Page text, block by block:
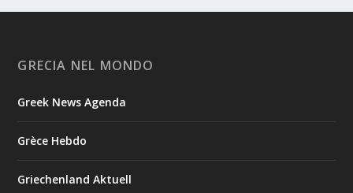
GRECIA NEL MONDO
Greek News Agenda
Grèce Hebdo
Griechenland Aktuell